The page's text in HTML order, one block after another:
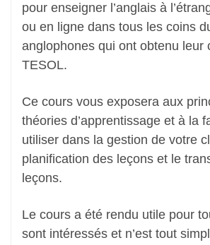
pour enseigner l’anglais à
ou en ligne dans tous les coins
anglophones qui ont obtenu leur
TESOL.
Ce cours vous exposera aux
théories d’apprentissage et à la
utiliser dans la gestion de votre
planification des leçons et le
leçons.
Le cours a été rendu utile pour
sont intéressés et n’est tout